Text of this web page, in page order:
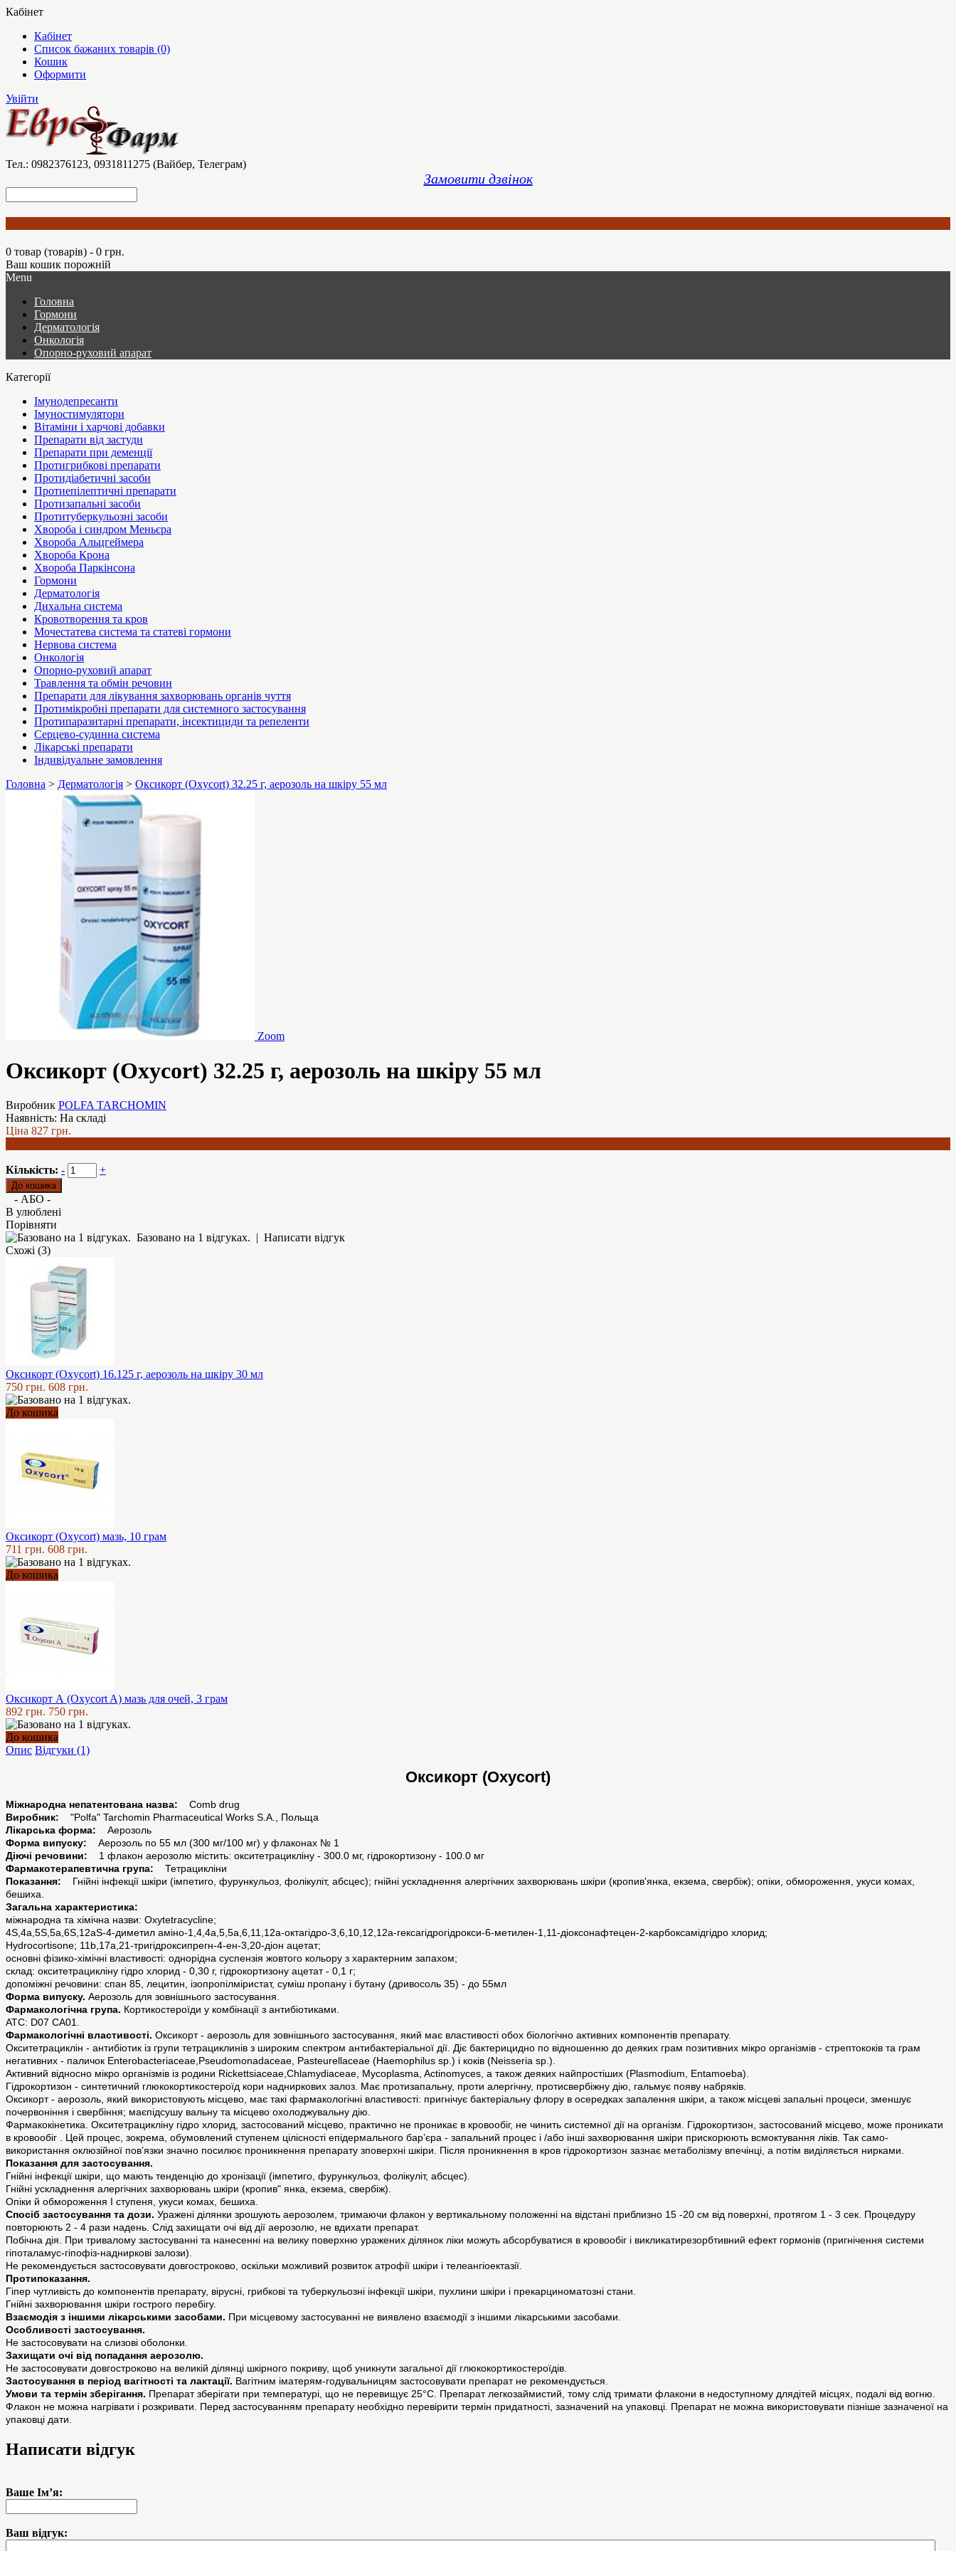
Кабінет
Кабінет
Список бажаних товарів (0)
Кошик
Оформити
Увійти
Тел.: 0982376123, 0931811275 (Вайбер, Телеграм)
Замовити дзвінок
0 товар (товарів) - 0 грн.
Ваш кошик порожній
Menu
Головна
Гормони
Дерматологія
Онкологія
Опорно-руховий апарат
Категорії
Імунодепресанти
Імуностимулятори
Вітаміни і харчові добавки
Препарати від застуди
Препарати при деменції
Протигрибкові препарати
Протидіабетичні засоби
Протиепілептичні препарати
Протизапальні засоби
Протитуберкульозні засоби
Хвороба і синдром Меньєра
Хвороба Альцгеймера
Хвороба Крона
Хвороба Паркінсона
Гормони
Дерматологія
Дихальна система
Кровотворення та кров
Мочестатева система та статеві гормони
Нервова система
Онкологія
Опорно-руховий апарат
Травлення та обмін речовин
Препарати для лікування захворювань органів чуття
Протимікробні препарати для системного застосування
Протипаразитарні препарати, інсектициди та репеленти
Серцево-судинна система
Лікарські препарати
Індивідуальне замовлення
Головна > Дерматологія > Оксикорт (Oxycort) 32.25 г, аерозоль на шкіру 55 мл
Zoom
Оксикорт (Oxycort) 32.25 г, аерозоль на шкіру 55 мл
Виробник POLFA TARCHOMIN
Наявність: На складі
Ціна 827 грн.
Кількість: - +
- АБО -
В улюблені
Порівняти
Базовано на 1 відгуках. | Написати відгук
Схожі (3)
Оксикорт (Oxycort) 16.125 г, аерозоль на шкіру 30 мл
750 грн. 608 грн.
До кошика
Оксикорт (Oxycort) мазь, 10 грам
711 грн. 608 грн.
До кошика
Оксикорт А (Oxycort A) мазь для очей, 3 грам
892 грн. 750 грн.
До кошика
Опис Відгуки (1)
Оксикорт (Oxycort)
Міжнародна непатентована назва: Comb drug
Виробник: "Polfa" Tarchomin Pharmaceutical Works S.A., Польща
Лікарська форма:
Аeрозоль
Форма випуску: Аерозоль по 55 мл (300 мг/100 мг) у флаконах № 1
Діючі речовини: 1 флакон аерозолю містить: окситетрацикліну - 300.0 мг, гідрокортизону - 100.0 мг
Фармакотерапевтична група: Тетрацикліни
Показання: Гнійні інфекції шкіри (імпетиго, фурункульоз, фолікуліт, абсцес); гнійні ускладнення алергічних захворювань шкіри (кропив'янка, екзема, свербіж); опіки, обмороження, укуси комах,
бешиха.
Загальна характеристика:
міжнародна та хімічна назви: Oxytetracycline;
4S,4a,5S,5a,6S,12aS-4-диметил аміно-1,4,4a,5,5a,6,11,12a-октагідро-3,6,10,12,12a-гексагідрогідрокси-6-метилен-1,11-діоксонафтецен-2-карбоксамідгідро хлорид;
Hydrocortisonе; 11b,17a,21-тригідроксипрегн-4-ен-3,20-діон ацетат;
основні фізико-хімічні властивості: однорідна суспензія жовтого кольору з характерним запахом;
склад: окситетрацикліну гідро хлорид - 0,30 г, гідрокортизону ацетат - 0,1 г;
допоміжні речовини: спан 85, лецитин, ізопропілміристат, суміш пропану і бутану (дривосоль 35) - до 55мл
Форма випуску. Аерозоль для зовнішнього застосування.
Фармакологічна група. Кортикостероїди у комбінації з антибіотиками.
АТС: D07 СA01.
Фармакологічні властивості. Оксикорт - аерозоль для зовнішнього застосування, який має властивості обох біологічно активних компонентів препарату.
Окситетрациклін - антибіотик із групи тетрациклинів з широким спектром антибактеріальної дії. Діє бактерицидно по відношенню до деяких грам позитивних мікро організмів - стрептококів та грам
негативних - паличок Enterobacteriaceae,Pseudomonadaceae, Pasteurellaceae (Haemophilus sp.) і коків (Neisseria sp.).
Активний відносно мікро організмів із родини Rickettsiaceae,Chlamydiaceae, Mycoplasma, Actinomyces, а також деяких найпростіших (Plasmodium, Entamoeba).
Гідрокортизон - синтетичний глюкокортикостероїд кори надниркових залоз. Має протизапальну, проти алергічну, протисвербіжну дію, гальмує появу набряків.
Оксикорт - аерозоль, який використовують місцево, має такі фармакологічні властивості: пригнічує бактеріальну флору в осередках запалення шкіри, а також місцеві запальні процеси, зменшує
почервоніння і свербіння; маєпідсушу вальну та місцево охолоджувальну дію.
Фармакокінетика. Окситетрацикліну гідро хлорид, застосований місцево, практично не проникає в кровообіг, не чинить системної дії на організм. Гідрокортизон, застосований місцево, може проникати
в кровообіг . Цей процес, зокрема, обумовлений ступенем цілісності епідермального бар’єра - запальний процес і /або інші захворювання шкіри прискорюють всмоктування ліків. Так само-
використання оклюзійної пов’язки значно посилює проникнення препарату зповерхні шкіри. Після проникнення в кров гідрокортизон зазнає метаболізму впечінці, а потім виділяється нирками.
Показання для застосування.
Гнійні інфекції шкіри, що мають тенденцію до хронізації (імпетиго, фурункульоз, фолікуліт, абсцес).
Гнійні ускладнення алергічних захворювань шкіри (кропив" янка, екзема, свербіж).
Опіки й обмороження I ступеня, укуси комах, бешиха.
Спосіб застосування та дози. Уражені ділянки зрошують аерозолем, тримаючи флакон у вертикальному положенні на відстані приблизно 15 -20 см від поверхні, протягом 1 - 3 сек. Процедуру
повторюють 2 - 4 рази надень. Слід захищати очі від дії аерозолю, не вдихати препарат.
Побічна дія. При тривалому застосуванні та нанесенні на велику поверхню уражених ділянок ліки можуть абсорбуватися в кровообіг і викликатирезорбтивний ефект гормонів (пригнічення системи
гіпоталамус-гіпофіз-надниркові залози).
Не рекомендується застосовувати довгостроково, оскільки можливий розвиток атрофії шкіри і телеангіоектазії.
Протипоказання.
Гіпер чутливість до компонентів препарату, вірусні, грибкові та туберкульозні інфекції шкіри, пухлини шкіри і прекарциноматозні стани.
Гнійні захворювання шкіри гострого перебігу.
Взаємодія з іншими лікарськими засобами. При місцевому застосуванні не виявлено взаємодії з іншими лікарськими засобами.
Особливості застосування.
Не застосовувати на слизові оболонки.
Захищати очі від попадання аерозолю.
Не застосовувати довгостроково на великій ділянці шкірного покриву, щоб уникнути загальної дії глюкокортикостероїдів.
Застосування в період вагітності та лактації. Вагітним іматерям-годувальницям застосовувати препарат не рекомендується.
Умови та термін зберігання. Препарат зберігати при температурі, що не перевищує 25°C. Препарат легкозаймистий, тому слід тримати флакони в недоступному длядітей місцях, подалі від вогню.
Флакон не можна нагрівати і розкривати. Перед застосуванням препарату необхідно перевірити термін придатності, зазначений на упаковці. Препарат не можна використовувати пізніше зазначеної на
упаковці дати.
Написати відгук
Ваше Ім’я:
Ваш відгук: